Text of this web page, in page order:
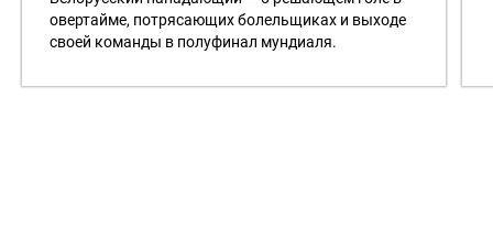
овертайме, потрясающих болельщиках и выходе
своей команды в полуфинал мундиаля.